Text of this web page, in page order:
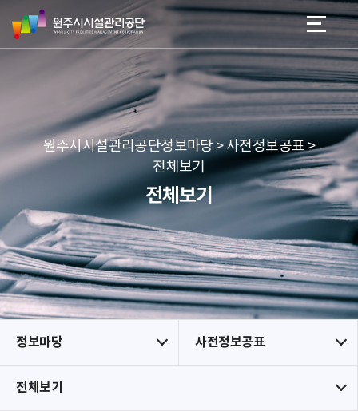
네
본문 바로가기
메뉴 바로가기
원
주
시
리
공
단
원주시시설관리공단정보마당 > 사전정보공표 >
전체보기
전체보기
정보마당 사전정보공표
전체보기